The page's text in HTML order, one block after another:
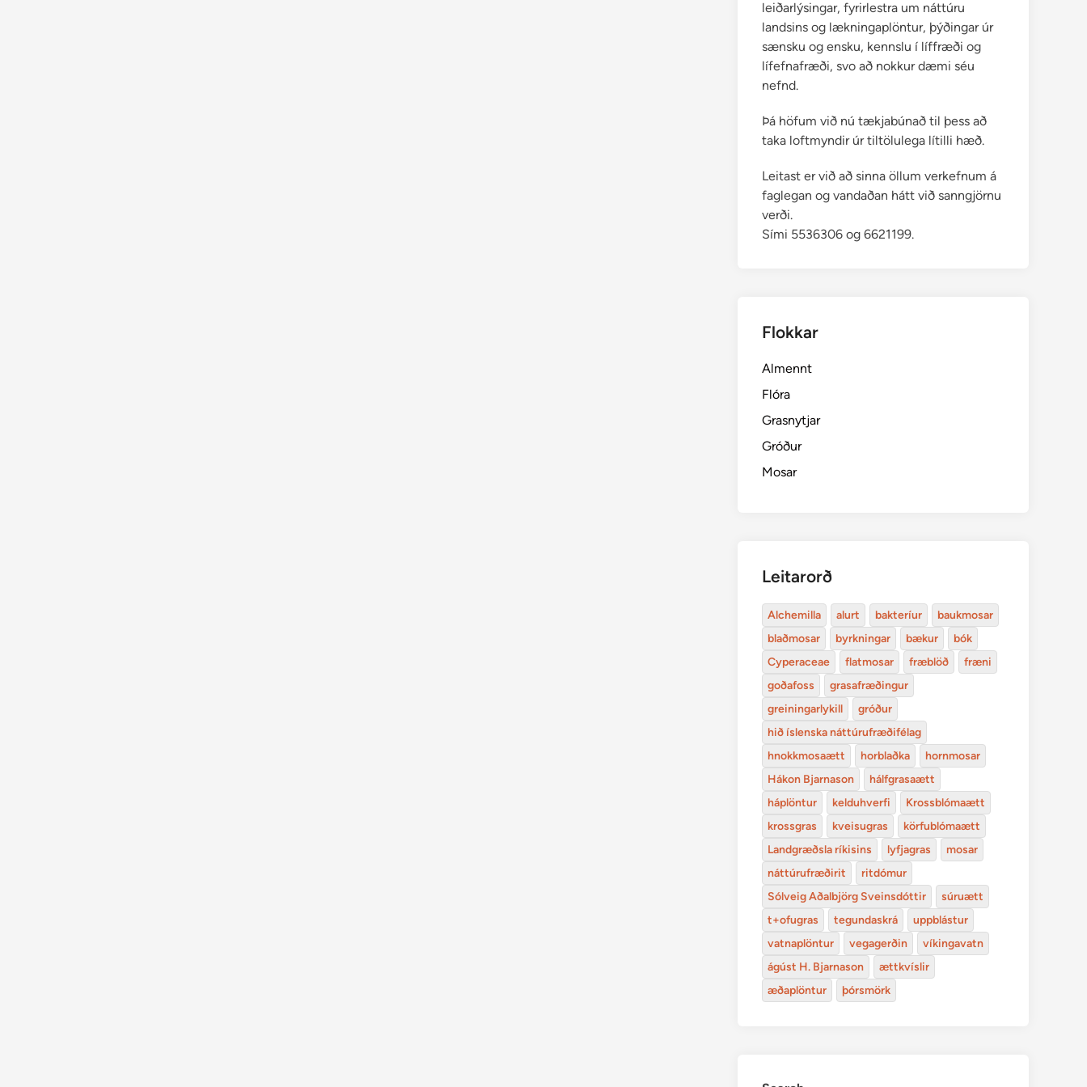
leiðarlýsingar, fyrirlestra um náttúru
landsins og lækningaplöntur, þýðingar úr
sænsku og ensku, kennslu í líffræði og
lífefnafræði, svo að nokkur dæmi séu
nefnd.
Þá höfum við nú tækjabúnað til þess að
taka loftmyndir úr tiltölulega lítilli hæð.
Leitast er við að sinna öllum verkefnum á
faglegan og vandaðan hátt við sanngjörnu
verði.
Sími 5536306 og 6621199.
Flokkar
Almennt
Flóra
Grasnytjar
Gróður
Mosar
Leitarorð
Alchemilla alurt bakteríur
baukmosar
blaðmosar
byrkningar bækur
bók
Cyperaceae
flatmosar fræblöð
fræni
goðafoss
grasafræðingur
greiningarlykill
gróður
hið íslenska náttúrufræðifélag
hnokkmosaætt
horblaðka
hornmosar
Hákon Bjarnason
hálfgrasaætt
háplöntur
kelduhverfi
Krossblómaætt
krossgras
kveisugras
körfublómaætt
Landgræðsla ríkisins
lyfjagras
mosar
náttúrufræðirit
ritdómur
Sólveig Aðalbjörg Sveinsdóttir
súruætt
t+ofugras
tegundaskrá
uppblástur
vatnaplöntur
vegagerðin
víkingavatn
ágúst H. Bjarnason
ættkvíslir
æðaplöntur
þórsmörk